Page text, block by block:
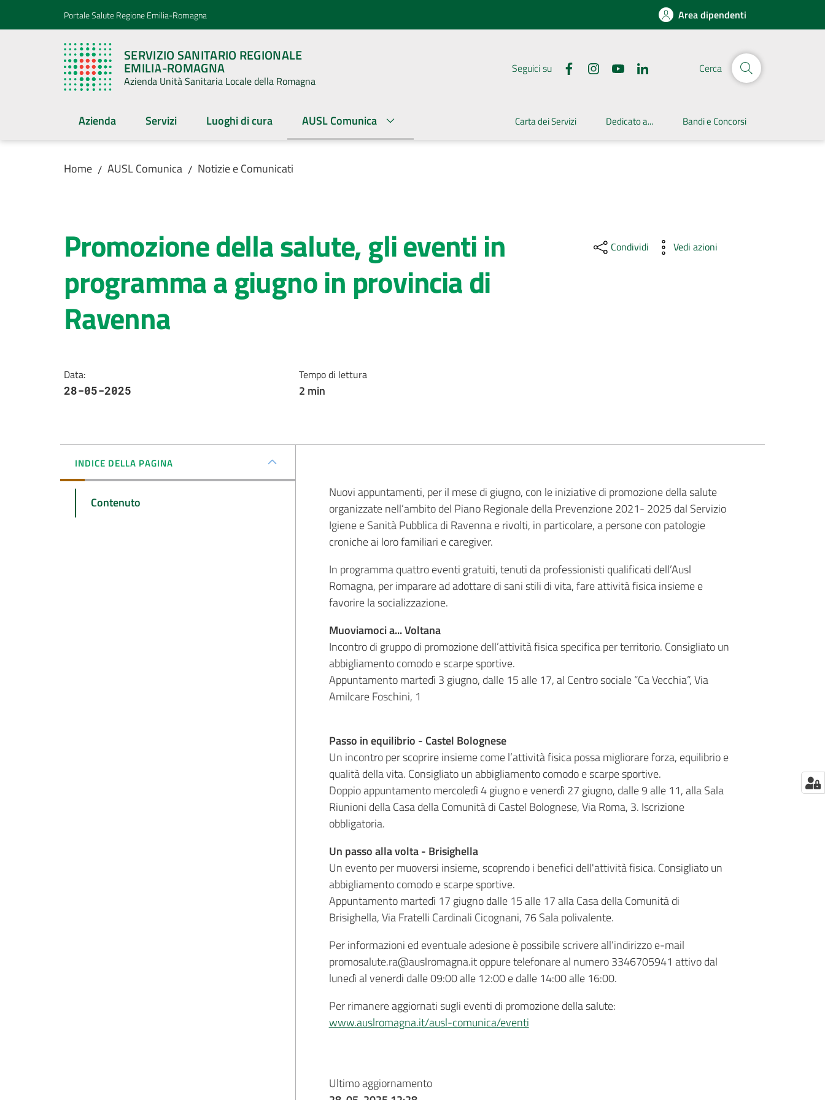
Vai al contenuto
Vai alla navigazionePortale Salute Regione Emilia-Romagna Area dipendenti
SERVIZIO SANITARIO REGIONALE
EMILIA-ROMAGNA
Azienda Unità Sanitaria Locale della Romagna
Seguici su Cerca
Azienda Servizi Luoghi di cura AUSL Comunica Carta dei Servizi Dedicato a... Bandi e Concorsi
Home / AUSL Comunica / Notizie e Comunicati
Promozione della salute, gli eventi in
programma a giugno in provincia di
Ravenna
Data:
28-05-2025
Tempo di lettura
2 min
Condividi Vedi azioni
INDICE DELLA PAGINA
Contenuto
Nuovi appuntamenti, per il mese di giugno, con le iniziative di promozione della salute
organizzate nell’ambito del Piano Regionale della Prevenzione 2021- 2025 dal Servizio
Igiene e Sanità Pubblica di Ravenna e rivolti, in particolare, a persone con patologie
croniche ai loro familiari e caregiver.
In programma quattro eventi gratuiti, tenuti da professionisti qualificati dell’Ausl
Romagna, per imparare ad adottare di sani stili di vita, fare attività fisica insieme e
favorire la socializzazione.
Muoviamoci a... Voltana
Incontro di gruppo di promozione dell’attività fisica specifica per territorio. Consigliato un
abbigliamento comodo e scarpe sportive.
Appuntamento martedì 3 giugno, dalle 15 alle 17, al Centro sociale “Ca Vecchia”, Via
Amilcare Foschini, 1
Passo in equilibrio - Castel Bolognese
Un incontro per scoprire insieme come l’attività fisica possa migliorare forza, equilibrio e
qualità della vita. Consigliato un abbigliamento comodo e scarpe sportive.
Doppio appuntamento mercoledì 4 giugno e venerdì 27 giugno, dalle 9 alle 11, alla Sala
Riunioni della Casa della Comunità di Castel Bolognese, Via Roma, 3. Iscrizione
obbligatoria.
Un passo alla volta - Brisighella
Un evento per muoversi insieme, scoprendo i benefici dell'attività fisica. Consigliato un
abbigliamento comodo e scarpe sportive.
Appuntamento martedì 17 giugno dalle 15 alle 17 alla Casa della Comunità di
Brisighella, Via Fratelli Cardinali Cicognani, 76 Sala polivalente.
Per informazioni ed eventuale adesione è possibile scrivere all’indirizzo e-mail
promosalute.ra@auslromagna.it oppure telefonare al numero 3346705941 attivo dal
lunedì al venerdi dalle 09:00 alle 12:00 e dalle 14:00 alle 16:00.
Per rimanere aggiornati sugli eventi di promozione della salute:
www.auslromagna.it/ausl-comunica/eventi
Ultimo aggiornamento